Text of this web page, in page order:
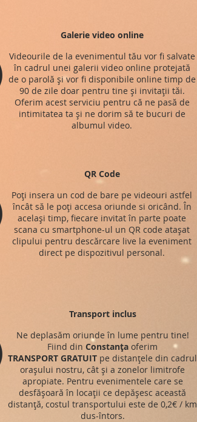
Galerie video online
Videourile de la evenimentul tău vor fi salvate
în cadrul unei galerii video online protejată
de o parolă și vor fi disponibile online timp de
90 de zile doar pentru tine și invitații tăi.
Oferim acest serviciu pentru că ne pasă de
intimitatea ta și ne dorim să te bucuri de
albumul video.
QR Code
Poți insera un cod de bare pe videouri astfel
încât să le poți accesa oriunde si oricând. În
același timp, fiecare invitat în parte poate
scana cu smartphone-ul un QR code atașat
clipului pentru descărcare live la eveniment
direct pe dispozitivul personal.
Transport inclus
Ne deplasăm oriunde în lume pentru tine!
Fiind din Constanța oferim
TRANSPORT GRATUIT pe distanțele din cadrul
orașului nostru, cât și a zonelor limitrofe
apropiate. Pentru evenimentele care se
desfășoară în locații ce depășesc această
distanță, costul transportului este de 0,2€ / km
dus-întors.